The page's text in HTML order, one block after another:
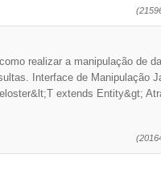
realizar a manipulação de
Interface de Manipulação
extends Entity&gt;